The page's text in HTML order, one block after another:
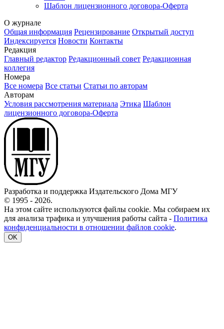
Шаблон лицензионного договора-Оферта
О журнале
Общая информация Рецензирование Открытый доступ
Индексируется Новости Контакты
Редакция
Главный редактор Редакционный совет Редакционная
коллегия
Номера
Все номера Все статьи Статьи по авторам
Авторам
Условия рассмотрения материала Этика Шаблон
лицензионного договора-Оферта
Разработка и поддержка Издательского Дома МГУ
© 1995 - 2026.
На этом сайте используются файлы cookie. Мы собираем их
для анализа трафика и улучшения работы сайта - Политика
конфиденциальности в отношении файлов cookie.
OK